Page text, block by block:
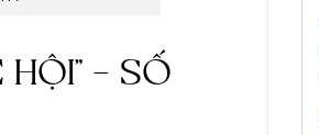
HỘI” – SỐ